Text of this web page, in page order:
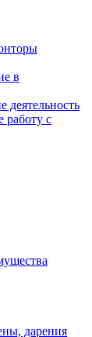
в
деятельность
работу с
дарения